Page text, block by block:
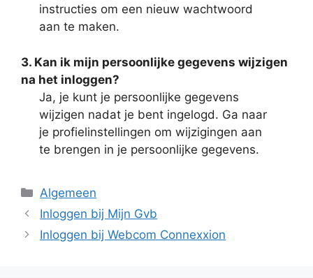
instructies om een nieuw wachtwoord
aan te maken.
3. Kan ik mijn persoonlijke gegevens wijzigen
na het inloggen?
Ja, je kunt je persoonlijke gegevens
wijzigen nadat je bent ingelogd. Ga naar
je profielinstellingen om wijzigingen aan
te brengen in je persoonlijke gegevens.
Categorieën
Algemeen
Inloggen bij Mijn Gvb
Inloggen bij Webcom Connexxion